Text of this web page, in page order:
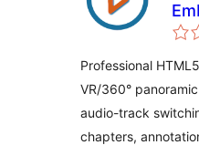
Professional
VR/360°
audio-track
chapters,